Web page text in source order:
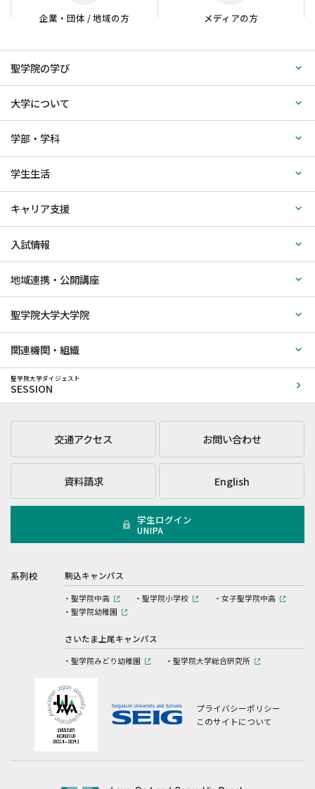
企業・団体 / 地域の方 メディアの方
聖学院の学び
大学について
学部・学科
学生生活
キャリア支援
入試情報
地域連携・公開講座
聖学院大学大学院
関連機関・組織
聖学院大学ダイジェスト
SESSION
交通アクセス お問い合わせ
資料請求 English
系列校 駒込キャンパス
聖学院中高 聖学院小学校
女子聖学院中高
聖学院幼稚園
さいたま上尾キャンパス
聖学院みどり幼稚園 聖学院大学総合研究所
学生ログイン
UNIPA
プライバシーポリシー
このサイトについて